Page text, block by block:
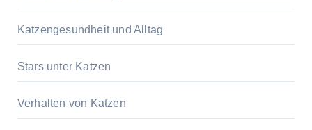
Katzengesundheit und Alltag
Stars unter Katzen
Verhalten von Katzen